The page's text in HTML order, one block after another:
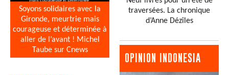
Soyons solidaires avec la
Gironde, meurtrie mais
courageuse et déterminée à
aller de l’avant ! Michel
Taube sur Cnews
traversées. La chronique
d’Anne Dézîles
OPINION INDONESIA